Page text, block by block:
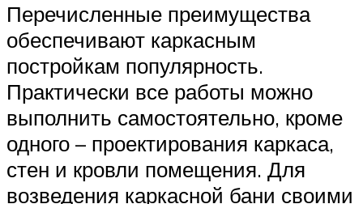
Перечисленные преимущества
обеспечивают каркасным
постройкам популярность.
Практически все работы можно
выполнить самостоятельно, кроме
одного – проектирования каркаса,
стен и кровли помещения. Для
возведения каркасной бани своими